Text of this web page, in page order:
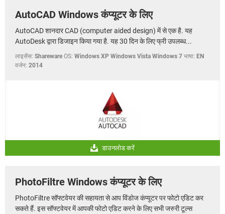
AutoCAD Windows कंप्यूटर के लिए
AutoCAD शानदार CAD (computer aided design) में से एक है. यह
AutoDesk द्वारा डिजाइन किया गया है. यह 30 दिन के लिए फ्री उपलब्ध...
लाइसेंस: Shareware OS: Windows XP Windows Vista Windows 7 भाषा: EN
वर्जन: 2014
डाउनलोड करें
PhotoFiltre Windows कंप्यूटर के लिए
PhotoFiltre सॉफ्टवेयर की सहायता से आप विंडोज कंप्यूटर पर फोटो एडिट कर
सकते हैं. इस सॉफ्टवेयर में आपकी फोटो एडिट करने के लिए सभी जरुरी टूल्स